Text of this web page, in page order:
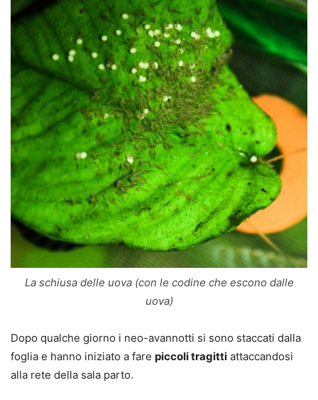
La schiusa delle uova (con le codine che escono dalle
uova)
Dopo qualche giorno i neo-avannotti si sono staccati dalla
foglia e hanno iniziato a fare piccoli tragitti attaccandosi
alla rete della sala parto.